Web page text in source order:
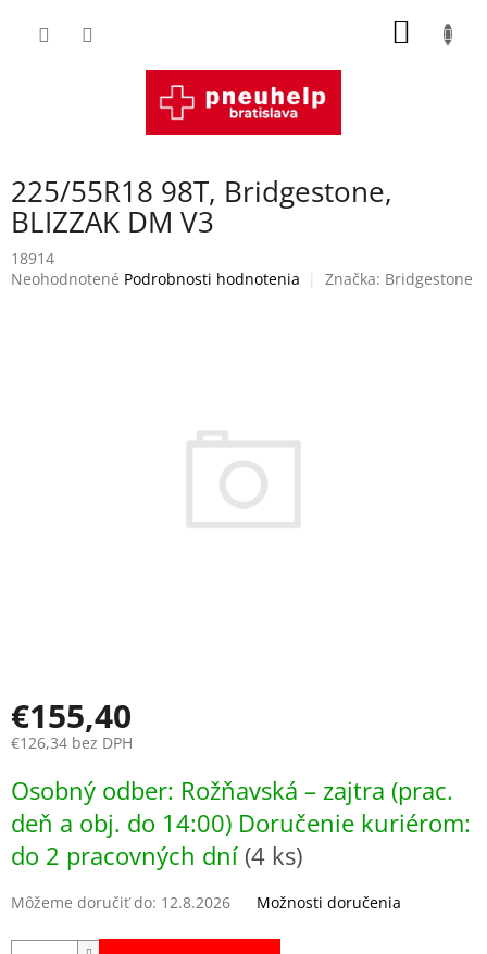
225/55R18 98T, Bridgestone,
BLIZZAK DM V3
18914
Priemerné
Neohodnotené Podrobnosti hodnotenia Značka: Bridgestone
€155,40
€126,34 bez DPH
cena:
Osobný odber: Rožňavská – zajtra (prac.
deň a obj. do 14:00) Doručenie kuriérom:
do 2 pracovných dní (4 ks)
Môžeme doručiť do: 12.8.2026 Možnosti doručenia